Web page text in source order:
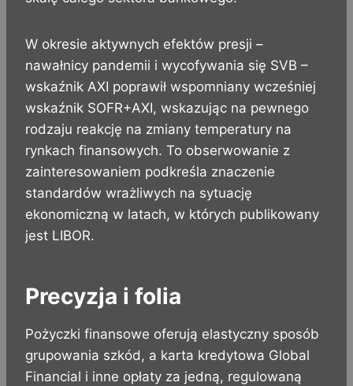
W okresie aktywnych efektów presji –
nawałnicy pandemii i wycofywania się SVB –
wskaźnik AXI poprawił wspomniany wcześniej
wskaźnik SOFR+AXI, wskazując na pewnego
rodzaju reakcję na zmiany temperatury na
rynkach finansowych. To obserwowanie z
zainteresowaniem podkreśla znaczenie
standardów wrażliwych na sytuację
ekonomiczną w latach, w których publikowany
jest LIBOR.
Precyzja i folia
Pożyczki finansowe oferują elastyczny sposób
grupowania szkód, a karta kredytowa Global
Financial i inne opłaty za jedną, regulowaną